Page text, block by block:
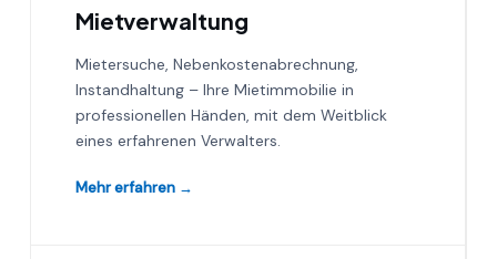
Mietverwaltung
Mietersuche, Nebenkostenabrechnung,
Instandhaltung – Ihre Mietimmobilie in
professionellen Händen, mit dem Weitblick
eines erfahrenen Verwalters.
Mehr erfahren →